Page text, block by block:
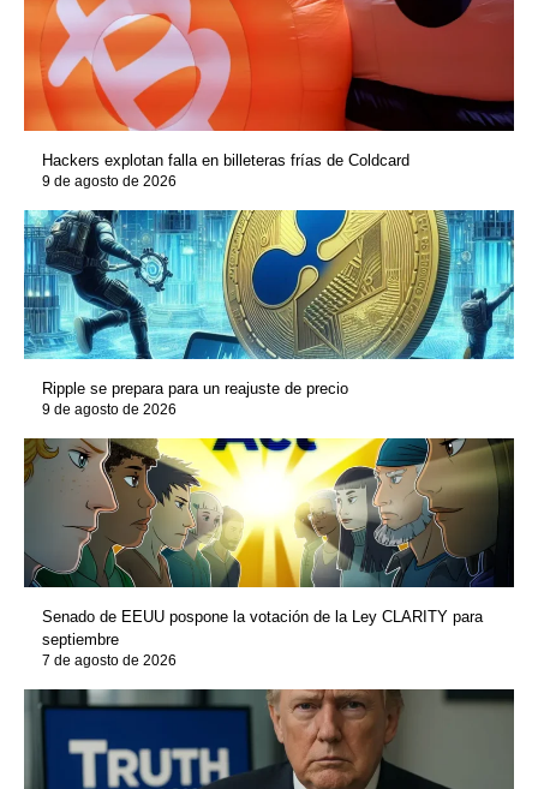
Hackers explotan falla en billeteras frías de Coldcard
9 de agosto de 2026
Ripple se prepara para un reajuste de precio
9 de agosto de 2026
Senado de EEUU pospone la votación de la Ley CLARITY para
septiembre
7 de agosto de 2026